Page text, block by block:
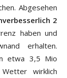
Abgesehen
2
haben und
erhalten.
etwa 3,5 Mio
wirklich